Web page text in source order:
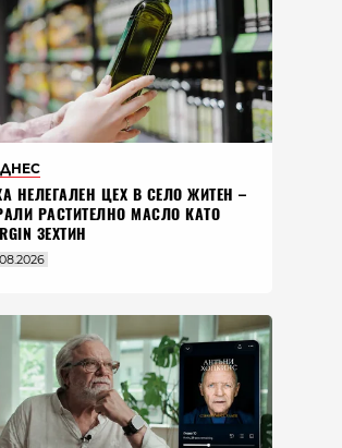
НЕЛЕГАЛЕН ЦЕХ В СЕЛО ЖИТЕН –
РАСТИТЕЛНО МАСЛО КАТО
ЗЕХТИН